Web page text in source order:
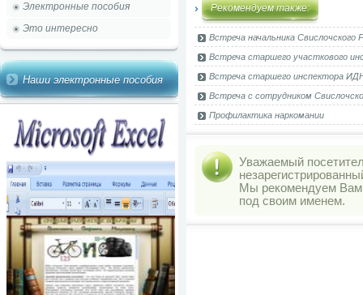
Электронные пособия
Это интересно
Наши электронные пособия
Рекомендуем также:
Встреча начальника
Встреча старшего участкового
Встреча старшего инспектора
Встреча с сотрудником
Профилактика наркомании
Уважаемый
Мы рекомендуем
под своим именем.